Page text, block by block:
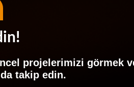
projelerimizi görmek
takip edin.